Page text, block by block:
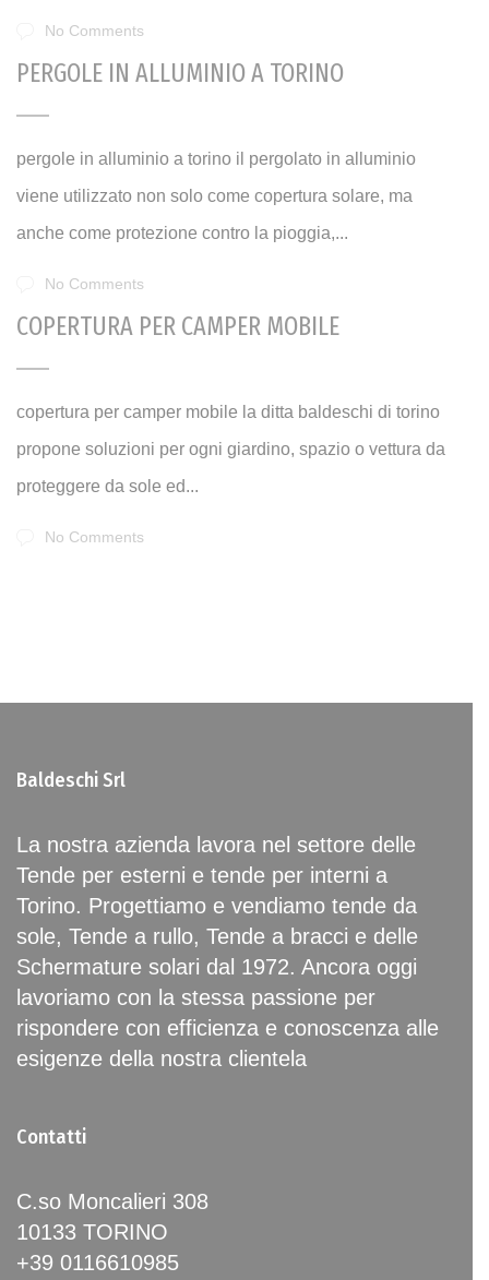
No Comments
PERGOLE IN ALLUMINIO A TORINO
pergole in alluminio a torino il pergolato in alluminio
viene utilizzato non solo come copertura solare, ma
anche come protezione contro la pioggia,...
No Comments
COPERTURA PER CAMPER MOBILE
copertura per camper mobile la ditta baldeschi di torino
propone soluzioni per ogni giardino, spazio o vettura da
proteggere da sole ed...
No Comments
Baldeschi Srl
La nostra azienda lavora nel settore delle
Tende per esterni e tende per interni a
Torino. Progettiamo e vendiamo tende da
sole, Tende a rullo, Tende a bracci e delle
Schermature solari dal 1972. Ancora oggi
lavoriamo con la stessa passione per
rispondere con efficienza e conoscenza alle
esigenze della nostra clientela
Contatti
C.so Moncalieri 308
10133 TORINO
+39 0116610985